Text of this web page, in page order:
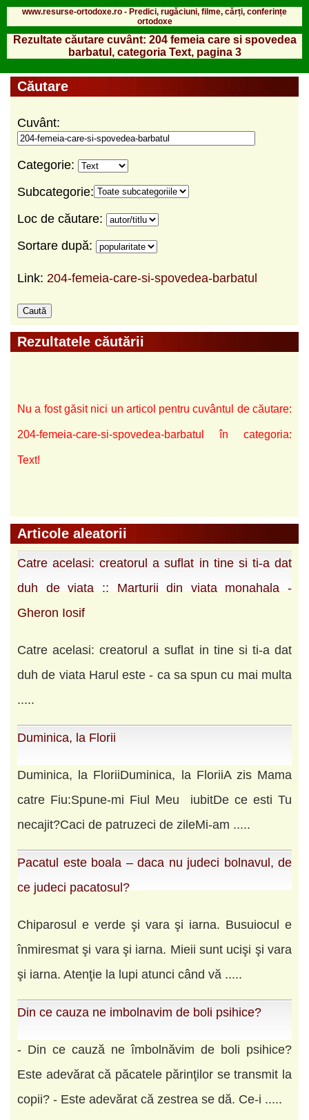
www.resurse-ortodoxe.ro - Predici, rugăciuni, filme, cărți, conferințe
ortodoxe
Rezultate căutare cuvânt: 204 femeia care si spovedea
barbatul, categoria Text, pagina 3
Căutare
Cuvânt:
Categorie:
Subcategorie:
Loc de căutare:
Sortare după:
Link: 204-femeia-care-si-spovedea-barbatul
Rezultatele căutării
Nu a fost găsit nici un articol pentru cuvântul de căutare:
204-femeia-care-si-spovedea-barbatul în categoria:
Text!
Articole aleatorii
Catre acelasi: creatorul a suflat in tine si ti-a dat
duh de viata :: Marturii din viata monahala -
Gheron Iosif
Catre acelasi: creatorul a suflat in tine si ti-a dat
duh de viata Harul este - ca sa spun cu mai multa
.....
Duminica, la Florii
Duminica, la FloriiDuminica, la FloriiA zis Mama
catre Fiu:Spune-mi Fiul Meu iubitDe ce esti Tu
necajit?Caci de patruzeci de zileMi-am .....
Pacatul este boala ‒ daca nu judeci bolnavul, de
ce judeci pacatosul?
Chiparosul e verde şi vara şi iarna. Busuiocul e
înmiresmat şi vara şi iarna. Mieii sunt ucişi şi vara
şi iarna. Atenţie la lupi atunci când vă .....
Din ce cauza ne imbolnavim de boli psihice?
- Din ce cauză ne îmbolnăvim de boli psihice?
Este adevărat că păcatele părinţilor se transmit la
copii? - Este adevărat că zestrea se dă. Ce-i .....